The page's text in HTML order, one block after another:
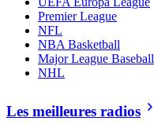
Premier League
NFL
NBA Basketball
Major League Baseball
NHL
Les meilleures radios